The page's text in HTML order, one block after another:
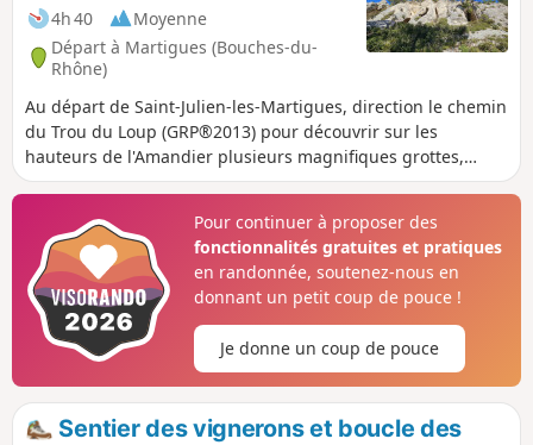
4h 40
Moyenne
Départ à Martigues (Bouches-du-
Rhône)
Au départ de Saint-Julien-les-Martigues, direction le chemin
du Trou du Loup (GRP®2013) pour découvrir sur les
hauteurs de l'Amandier plusieurs magnifiques grottes,
curieusement absentes des cartes IGN et de randonnées.
escarpés en forêt et aux creux des vallons.
Pour continuer à proposer des
fonctionnalités gratuites et pratiques
en randonnée, soutenez-nous en
donnant un petit coup de pouce !
Je donne un coup de pouce
Sentier des vignerons et boucle des